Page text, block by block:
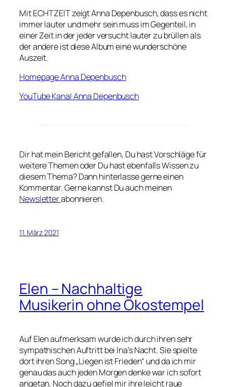
Mit ECHTZEIT zeigt Anna Depenbusch, dass es nicht
immer lauter und mehr sein muss im Gegenteil, in
einer Zeit in der jeder versucht lauter zu brüllen als
der andere ist diese Album eine wunderschöne
Auszeit.
Homepage Anna Depenbusch
YouTube Kanal Anna Depenbusch
Dir hat mein Bericht gefallen, Du hast Vorschläge für
weitere Themen oder Du hast ebenfalls Wissen zu
diesem Thema? Dann hinterlasse gerne einen
Kommentar. Gerne kannst Du auch meinen
Newsletterabonnieren.
11. März 2021
Elen – Nachhaltige
Musikerin ohne Ökostempel
Auf Elen aufmerksam wurde ich durch ihren sehr
sympathischen Auftritt bei Ina’s Nacht. Sie spielte
dort ihren Song „Liegen ist Frieden“ und da ich mir
genau das auch jeden Morgen denke war ich sofort
angetan. Noch dazu gefiel mir ihre leicht raue